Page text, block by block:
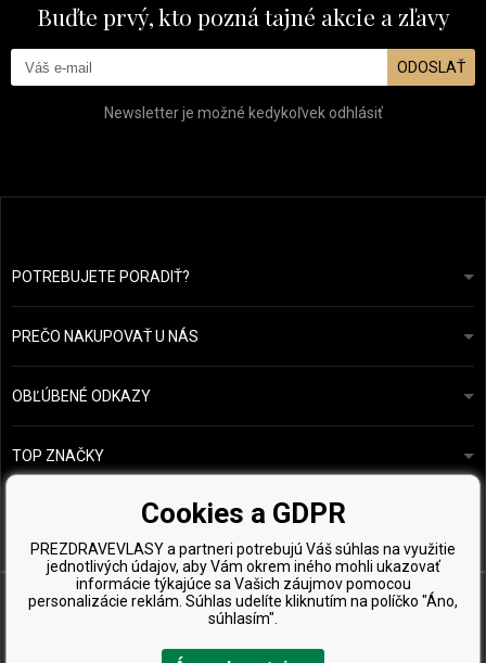
Buďte prvý, kto pozná tajné akcie a zľavy
ODOSLAŤ
Newsletter je možné kedykoľvek odhlásiť
POTREBUJETE PORADIŤ?info@prozdravevlasy.cz
Odpovieme do 24 hodín.
PREČO NAKUPOVAŤ U NÁS
Obchodní podmínky
Ochrana osobních údajů
Přehled plateb a dopravy
OBĽÚBENÉ ODKAZY
Náš příběh
Vzorky zdarma
TOP ZNAČKY
Kérastase
Wella Professionals
Zenz Organic
Cookies a GDPR
PREZDRAVEVLASY a partneri potrebujú Váš súhlas na využitie
jednotlivých údajov, aby Vám okrem iného mohli ukazovať
informácie týkajúce sa Vašich záujmov pomocou
personalizácie reklám. Súhlas udelíte kliknutím na políčko "Áno,
súhlasím".